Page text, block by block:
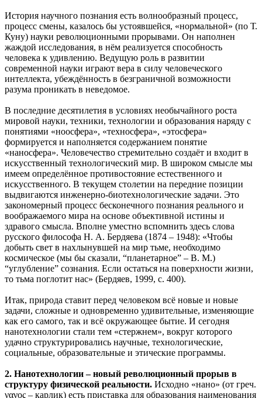
История научного познания есть волнообразный процесс,
процесс смены, казалось бы устоявшейся, «нормальной» (по Т.
Куну) науки революционными прорывами. Он наполнен
жаждой исследования, в нём реализуется способность
человека к удивлению. Ведущую роль в развитии
современной науки играют вера в силу человеческого
интеллекта, убеждённость в безграничной возможности
разума проникать в неведомое.
В последние десятилетия в условиях необычайного роста
мировой науки, техники, технологии и образования наряду с
понятиями «ноосфера», «техносфера», «этосфера»
формируется и наполняется содержанием понятие
«наносфера». Человечество стремительно создаёт и входит в
искусственный технологический мир. В широком смысле мы
имеем определённое противостояние естественного и
искусственного. В текущем столетии на передние позиции
выдвигаются инженерно-биотехнологические задачи. Это
закономерный процесс бесконечного познания реального и
воображаемого мира на основе объективной истины и
здравого смысла. Вполне уместно вспомнить здесь слова
русского философа Н. А. Бердяева (1874 – 1948): «Чтобы
добыть свет в нахлынувшей на мир тьме, необходимо
космическое (мы бы сказали, “планетарное” – В. М.)
“углубление” сознания. Если остаться на поверхности жизни,
то тьма поглотит нас» (Бердяев, 1999, с. 400).
Итак, природа ставит перед человеком всё новые и новые
задачи, сложные и одновременно удивительные, изменяющие
как его самого, так и всё окружающее бытие. И сегодня
нанотехнологии стали тем «стержнем», вокруг которого
удачно структурировались научные, технологические,
социальные, образовательные и этические программы.
2. Нанотехнологии – новый революционный прорыв в
структуру физической реальности. Исходно «нано» (от греч.
νανος – карлик) есть приставка для образования наименования